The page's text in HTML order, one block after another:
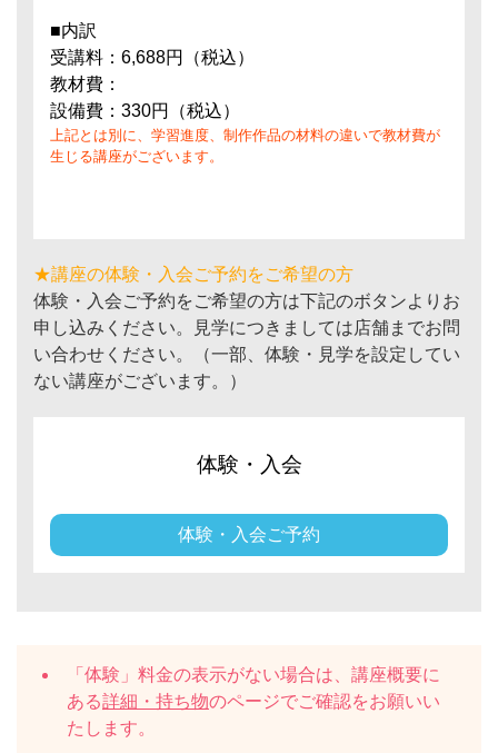
■内訳
受講料：6,688円（税込）
教材費：
設備費：330円（税込）
上記とは別に、学習進度、制作作品の材料の違いで教材費が
生じる講座がございます。
★講座の体験・入会ご予約をご希望の方
体験・入会ご予約をご希望の方は下記のボタンよりお
申し込みください。見学につきましては店舗までお問
い合わせください。（一部、体験・見学を設定してい
ない講座がございます。）
体験・入会
体験・入会ご予約
「体験」料金の表示がない場合は、講座概要に
ある詳細・持ち物のページでご確認をお願いい
たします。